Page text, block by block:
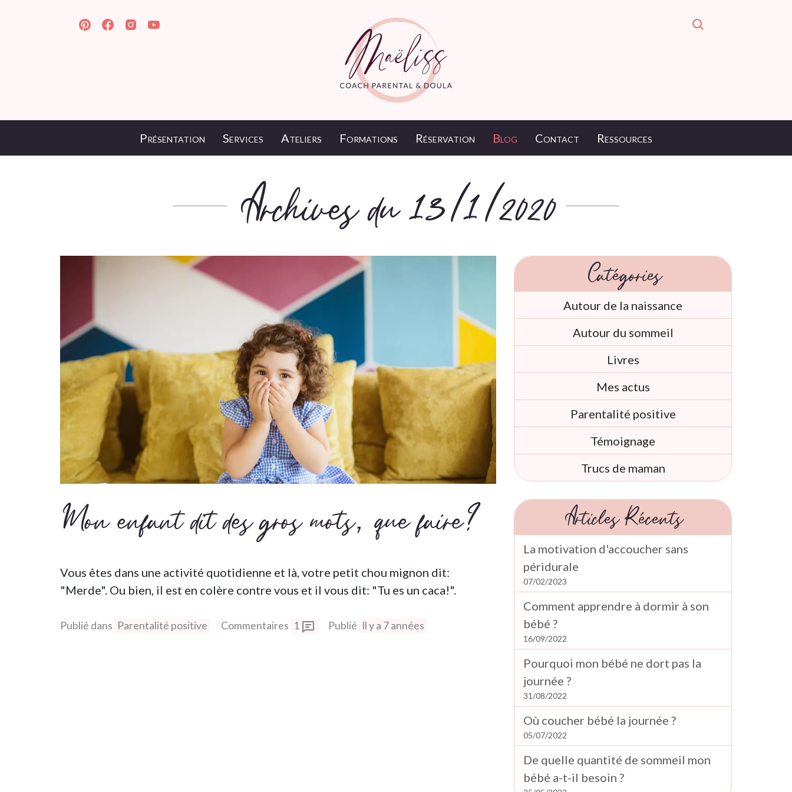
Présentation Services Ateliers Formations Réservation Blog Contact Ressources
Archives du 13/1/2020
Mon enfant dit des gros mots, que faire?
Vous êtes dans une activité quotidienne et là, votre petit chou mignon dit:
"Merde". Ou bien, il est en colère contre vous et il vous dit: "Tu es un caca!".
Publié dans Parentalité positive Commentaires 1 Publié Il y a 7 années
Catégories
Autour de la naissance
Autour du sommeil
Livres
Mes actus
Parentalité positive
Témoignage
Trucs de maman
Articles Récents
La motivation d'accoucher sans
péridurale
07/02/2023
Comment apprendre à dormir à son
bébé ?
16/09/2022
Pourquoi mon bébé ne dort pas la
journée ?
31/08/2022
Où coucher bébé la journée ?
05/07/2022
De quelle quantité de sommeil mon
bébé a-t-il besoin ?